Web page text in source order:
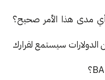
أي مدى هذا الأمر صحيح؟
الدولارات سيستمع لقرارك